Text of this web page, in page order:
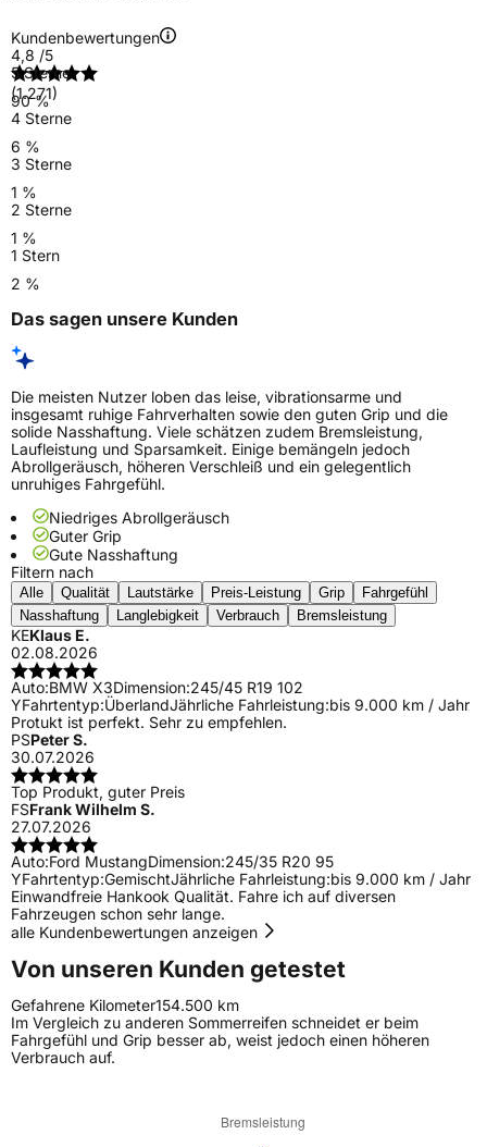
Kundenbewertungen
4,8 /5
(1.271)
5 Sterne
90 %
4 Sterne
6 %
3 Sterne
1 %
2 Sterne
1 %
1 Stern
2 %
Das sagen unsere Kunden
Die meisten Nutzer loben das leise, vibrationsarme und
insgesamt ruhige Fahrverhalten sowie den guten Grip und die
solide Nasshaftung. Viele schätzen zudem Bremsleistung,
Laufleistung und Sparsamkeit. Einige bemängeln jedoch
Abrollgeräusch, höheren Verschleiß und ein gelegentlich
unruhiges Fahrgefühl.
Niedriges Abrollgeräusch
Guter Grip
Gute Nasshaftung
Filtern nach
Alle Qualität Lautstärke Preis-Leistung Grip
Fahrgefühl
Nasshaftung
Langlebigkeit Verbrauch Bremsleistung
KEKlaus E.
02.08.2026
Auto:BMW X3Dimension:245/45 R19 102
YFahrtentyp:ÜberlandJährliche Fahrleistung:bis 9.000 km / Jahr
Protukt ist perfekt. Sehr zu empfehlen.
PSPeter S.
30.07.2026
Top Produkt, guter Preis
FSFrank Wilhelm S.
27.07.2026
Auto:Ford MustangDimension:245/35 R20 95
YFahrtentyp:GemischtJährliche Fahrleistung:bis 9.000 km / Jahr
Einwandfreie Hankook Qualität. Fahre ich auf diversen
Fahrzeugen schon sehr lange.
alle Kundenbewertungen anzeigen
Von unseren Kunden getestet
Gefahrene Kilometer154.500 km
Im Vergleich zu anderen Sommerreifen schneidet er beim
Fahrgefühl und Grip besser ab, weist jedoch einen höheren
Verbrauch auf.